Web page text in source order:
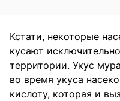
Кстати, некоторые
кусают
территории. Укус
во время укуса
кислоту, которая и